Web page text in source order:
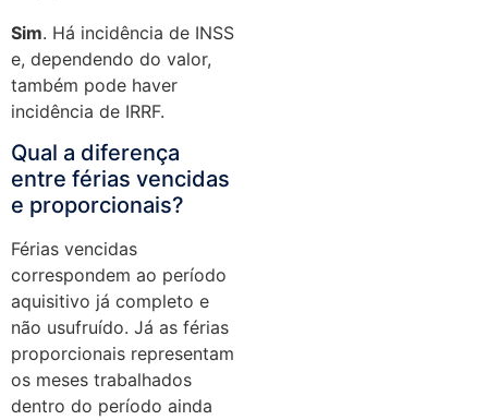
Sim. Há incidência de INSS
e, dependendo do valor,
também pode haver
incidência de IRRF.
Qual a diferença
entre férias vencidas
e proporcionais?
Férias vencidas
correspondem ao período
aquisitivo já completo e
não usufruído. Já as férias
proporcionais representam
os meses trabalhados
dentro do período ainda